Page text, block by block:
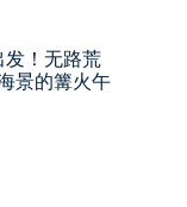
！无路荒
景的篝火午